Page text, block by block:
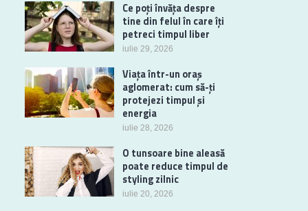
Ce poți învăța despre
tine din felul în care îți
petreci timpul liber
iulie 29, 2026
Viața într-un oraș
aglomerat: cum să-ți
protejezi timpul și
energia
iulie 28, 2026
O tunsoare bine aleasă
poate reduce timpul de
styling zilnic
iulie 20, 2026